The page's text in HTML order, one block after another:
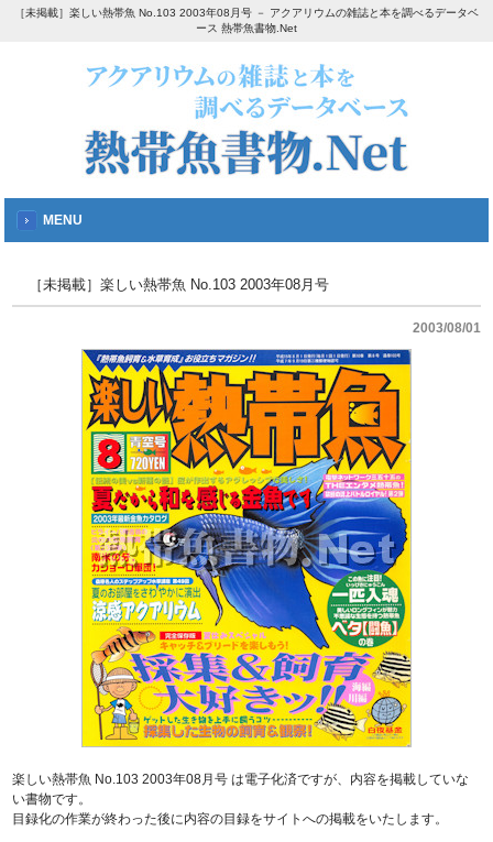
［未掲載］楽しい熱帯魚 No.103 2003年08月号 － アクアリウムの雑誌と本を調べるデータベ
ース 熱帯魚書物.Net
MENU
［未掲載］楽しい熱帯魚 No.103 2003年08月号
2003/08/01
楽しい熱帯魚 No.103 2003年08月号 は電子化済ですが、内容を掲載していな
い書物です。
目録化の作業が終わった後に内容の目録をサイトへの掲載をいたします。